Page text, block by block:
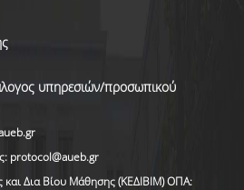
υπηρεσιών/προσωπικού
protocol@aueb.gr
και Δια Βίου Μάθησης (ΚΕΔΙΒΙΜ) ΟΠΑ: